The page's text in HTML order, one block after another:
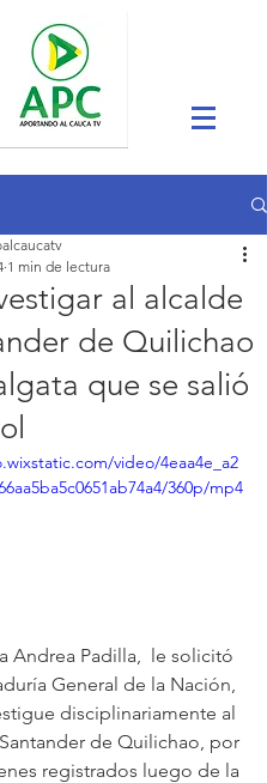
al alcalde
de Quilichao
que se salió
1 min de lectura
video/4eaa4e_a2
360p/mp4
Andrea Padilla,  le solicitó
General de la Nación,
disciplinariamente al
de Quilichao, por
registrados luego de la